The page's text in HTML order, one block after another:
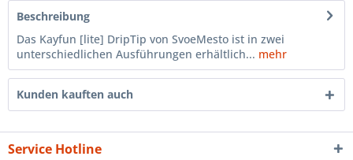
Beschreibung
Das Kayfun [lite] DripTip von SvoeMesto ist in zwei
unterschiedlichen Ausführungen erhältlich... mehr
Kunden kauften auch
Service Hotline